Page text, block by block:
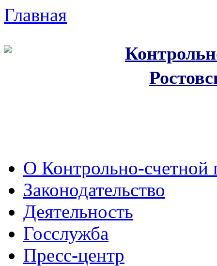
Главная
О Контрольно-счетной
Законодательство
Деятельность
Госслужба
Пресс-центр